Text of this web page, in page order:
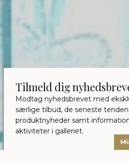
Tilmeld dig
Modtag nyhedsbrevet med
særlige tilbud, de seneste
produktnyheder samt
aktiviteter i galleriet.